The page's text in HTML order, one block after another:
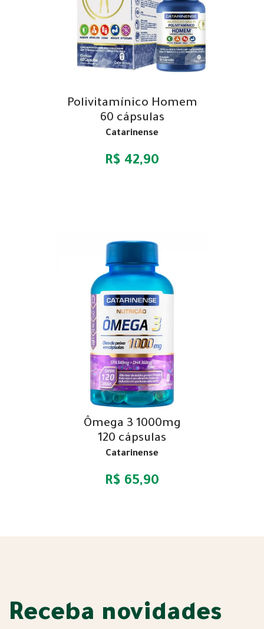
Polivitamínico Homem
60 cápsulas
Catarinense
R$ 42,90
Ômega 3 1000mg
120 cápsulas
Catarinense
R$ 65,90
Receba novidades